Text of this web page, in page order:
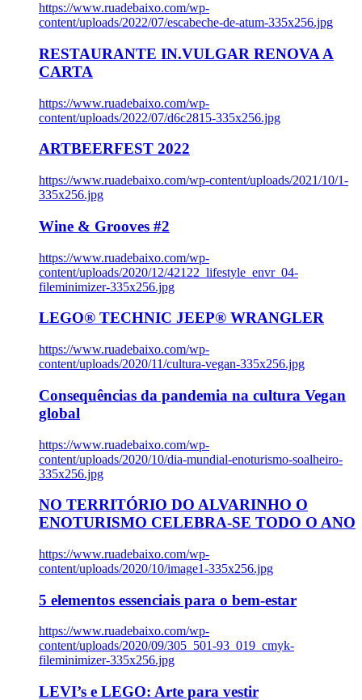
https://www.ruadebaixo.com/wp-
content/uploads/2022/07/escabeche-de-atum-335x256.jpg
RESTAURANTE IN.VULGAR RENOVA A
CARTA
https://www.ruadebaixo.com/wp-
content/uploads/2022/07/d6c2815-335x256.jpg
ARTBEERFEST 2022
https://www.ruadebaixo.com/wp-content/uploads/2021/10/1-
335x256.jpg
Wine & Grooves #2
https://www.ruadebaixo.com/wp-
content/uploads/2020/12/42122_lifestyle_envr_04-
fileminimizer-335x256.jpg
LEGO® TECHNIC JEEP® WRANGLER
https://www.ruadebaixo.com/wp-
content/uploads/2020/11/cultura-vegan-335x256.jpg
Consequências da pandemia na cultura Vegan
global
https://www.ruadebaixo.com/wp-
content/uploads/2020/10/dia-mundial-enoturismo-soalheiro-
335x256.jpg
NO TERRITÓRIO DO ALVARINHO O
ENOTURISMO CELEBRA-SE TODO O ANO
https://www.ruadebaixo.com/wp-
content/uploads/2020/10/image1-335x256.jpg
5 elementos essenciais para o bem-estar
https://www.ruadebaixo.com/wp-
content/uploads/2020/09/305_501-93_019_cmyk-
fileminimizer-335x256.jpg
LEVI’s e LEGO: Arte para vestir